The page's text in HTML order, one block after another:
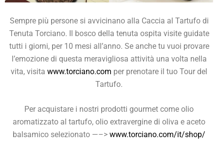
Sempre più persone si avvicinano alla Caccia al Tartufo di
Tenuta Torciano. Il bosco della tenuta ospita visite guidate
tutti i giorni, per 10 mesi all’anno. Se anche tu vuoi provare
l’emozione di questa meravigliosa attività una volta nella
vita, visita www.torciano.com per prenotare il tuo Tour del
Tartufo.
Per acquistare i nostri prodotti gourmet come olio
aromatizzato al tartufo, olio extravergine di oliva e aceto
balsamico selezionato —–> www.torciano.com/it/shop/